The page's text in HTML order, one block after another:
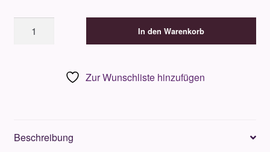
Menge
In den Warenkorb
Zur Wunschliste hinzufügen
Beschreibung